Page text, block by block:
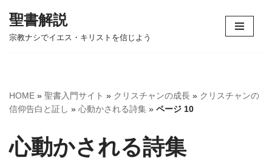
コ
ツ
へ
キ
ッ
聖書解説
宗教ナシでイエス・キリストを信じよう
HOME » 聖書入門サイト » クリスチャンの成長 » クリスチャンの
信仰告白と証し » 心動かされる詩集 » ページ 10
心動かされる詩集